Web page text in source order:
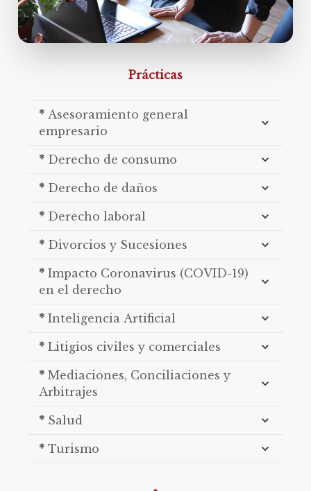
Prácticas
* Asesoramiento general
empresario
* Derecho de consumo
* Derecho de daños
* Derecho laboral
* Divorcios y Sucesiones
* Impacto Coronavirus (COVID-19)
en el derecho
* Inteligencia Artificial
* Litigios civiles y comerciales
* Mediaciones, Conciliaciones y
Arbitrajes
* Salud
* Turismo